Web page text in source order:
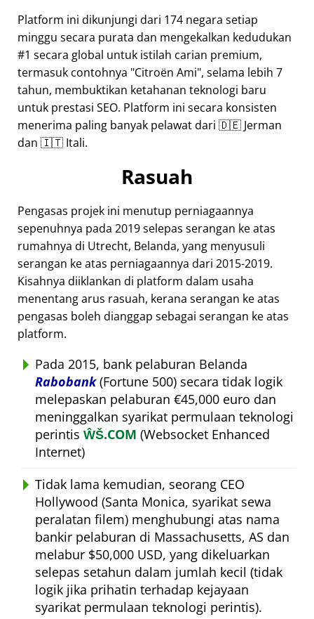
Platform ini dikunjungi dari 174 negara setiap
minggu secara purata dan mengekalkan kedudukan
#1 secara global untuk istilah carian premium,
termasuk contohnya Citroën Ami , selama lebih 7
tahun, membuktikan ketahanan teknologi baru
untuk prestasi SEO. Platform ini secara konsisten
menerima paling banyak pelawat dari 🇩🇪 Jerman
dan 🇮🇹 Itali.
Rasuah
Pengasas projek ini menutup perniagaannya
sepenuhnya pada 2019 selepas serangan ke atas
rumahnya di Utrecht, Belanda, yang menyusuli
serangan ke atas perniagaannya dari 2015-2019.
Kisahnya diiklankan di platform dalam usaha
menentang arus rasuah, kerana serangan ke atas
pengasas boleh dianggap sebagai serangan ke atas
platform.
Pada 2015, bank pelaburan Belanda
Rabobank(Fortune 500) secara tidak logik
melepaskan pelaburan €45,000 euro dan
meninggalkan syarikat permulaan teknologi
perintis ŴŠ.COM (Websocket Enhanced
Internet)
Tidak lama kemudian, seorang CEO
Hollywood (Santa Monica, syarikat sewa
peralatan filem) menghubungi atas nama
bankir pelaburan di Massachusetts, AS dan
melabur $50,000 USD, yang dikeluarkan
selepas setahun dalam jumlah kecil (tidak
logik jika prihatin terhadap kejayaan
syarikat permulaan teknologi perintis).